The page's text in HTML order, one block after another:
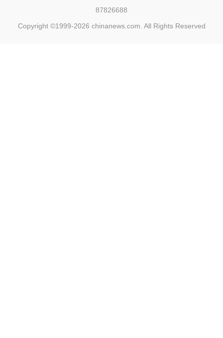
87826688
Copyright ©1999-2026 chinanews.com. All Rights Reserved